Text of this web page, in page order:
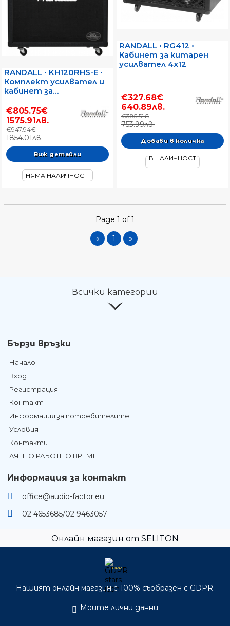
RANDALL • KH120RHS-E •
Комплект усилвател и
кабинет за
€805.75€
1575.91лв.
€947.94€
1854.01лв.
Виж детайли
НЯМА НАЛИЧНОСТ
RANDALL • RG412 •
Кабинет за китарен
усилвател 4x12
€327.68€
640.89лв.
€385.51€
753.99лв.
В НАЛИЧНОСТ
Page 1 of 1
« 1 »
Всички категории
Бързи връзки
Начало
Вход
Регистрация
Контакт
Информация за потребителите
Условия
Контакти
ЛЯТНО РАБОТНО ВРЕМЕ
Информация за контакт
office@audio-factor.eu
02 4653685/02 9463057
Онлайн магазин от SELITON
GDPR
Нашият онлайн магазин е 100% съобразен с GDPR.
Моите лични данни